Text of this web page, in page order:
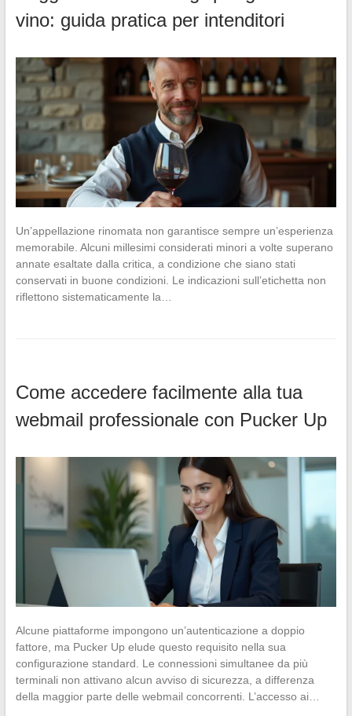
vino: guida pratica per intenditori
Un’appellazione rinomata non garantisce sempre un’esperienza
memorabile. Alcuni millesimi considerati minori a volte superano
annate esaltate dalla critica, a condizione che siano stati
conservati in buone condizioni. Le indicazioni sull’etichetta non
riflettono sistematicamente la…
Come accedere facilmente alla tua
webmail professionale con Pucker Up
Alcune piattaforme impongono un’autenticazione a doppio
fattore, ma Pucker Up elude questo requisito nella sua
configurazione standard. Le connessioni simultanee da più
terminali non attivano alcun avviso di sicurezza, a differenza
della maggior parte delle webmail concorrenti. L’accesso ai…